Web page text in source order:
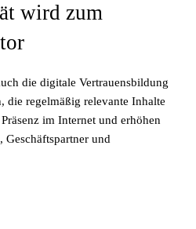
wird zum
die digitale Vertrauensbildung
die regelmäßig relevante Inhalte
im Internet und erhöhen
und